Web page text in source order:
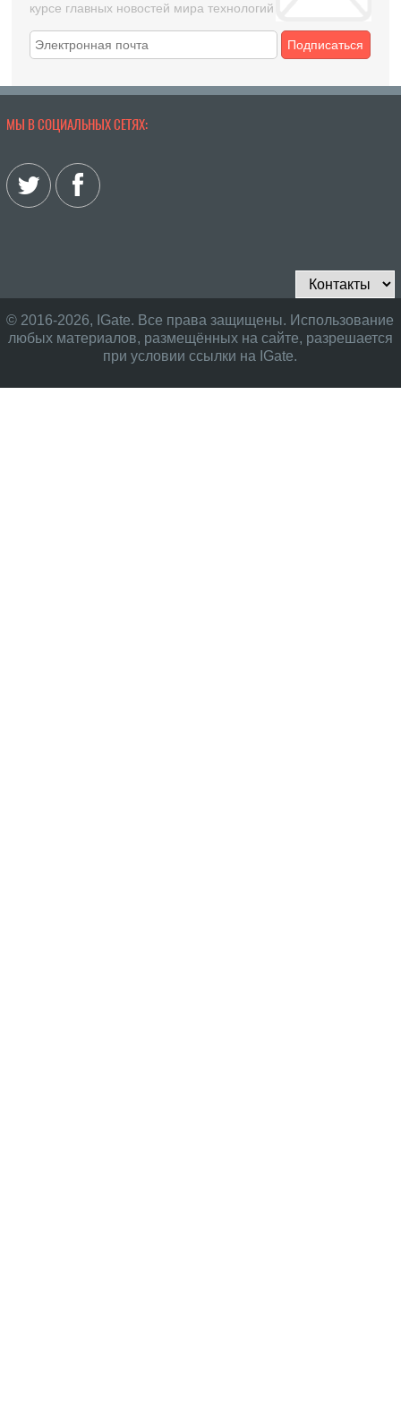
курсе главных новостей мира технологий
Подписаться
МЫ В СОЦИАЛЬНЫХ СЕТЯХ:
© 2016-2026, IGate. Все права защищены. Использование
любых материалов, размещённых на сайте, разрешается
при условии ссылки на IGate.